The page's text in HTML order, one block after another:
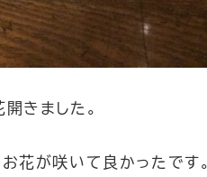
きました。
花が咲いて良かったです。